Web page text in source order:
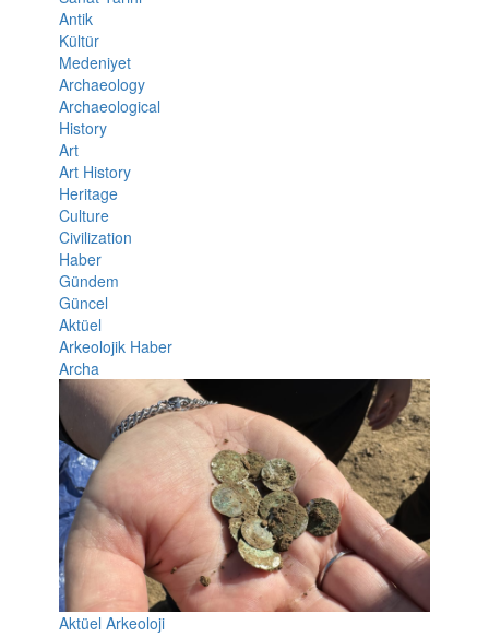
Antik
Kültür
Medeniyet
Archaeology
Archaeological
History
Art
Art History
Heritage
Culture
Civilization
Haber
Gündem
Güncel
Aktüel
Arkeolojik Haber
Archa
Aktüel Arkeoloji